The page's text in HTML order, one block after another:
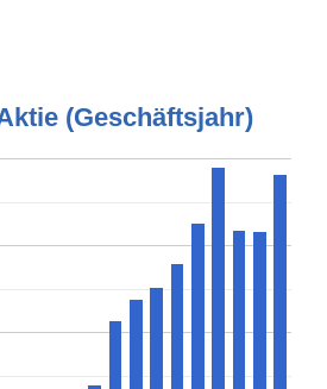
(Geschäftsjahr)